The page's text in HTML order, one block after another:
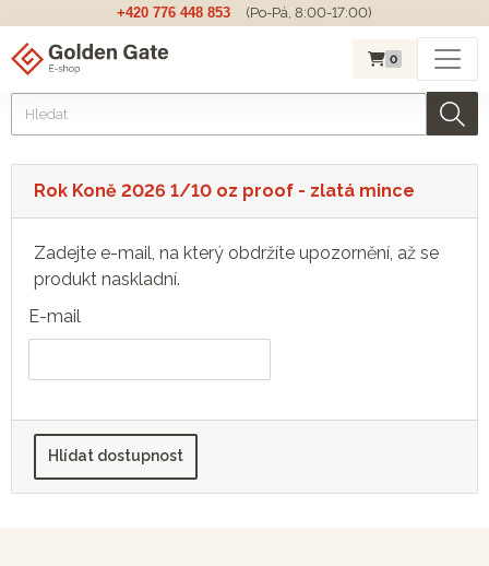
+420 776 448 853 (Po-Pá, 8:00-17:00)
0
Rok Koně 2026 1/10 oz proof - zlatá mince
Zadejte e-mail, na který obdržíte upozornění, až se
produkt naskladní.
E-mail